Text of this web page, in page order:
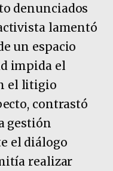
denunciados
lamentó
un espacio
impida el
el litigio
contrastó
gestión
el diálogo
realizar